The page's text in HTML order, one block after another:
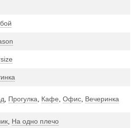
Прогулка Кафе Офис Вечеринка
На одно плечо